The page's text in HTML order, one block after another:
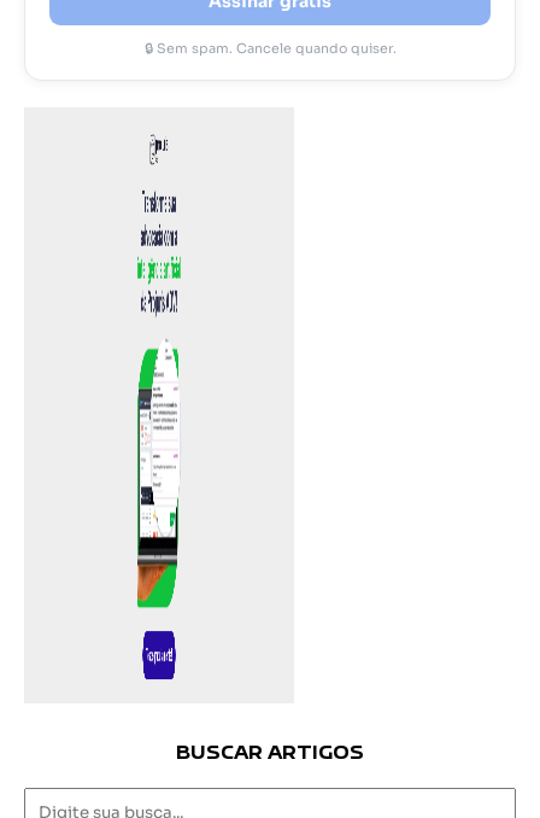
🔒 Sem spam. Cancele quando quiser.
BUSCAR ARTIGOS